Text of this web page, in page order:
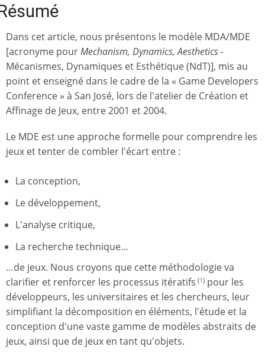
Dans cet article, nous présentons le modèle MDA/MDE
[acronyme pourMechanism, Dynamics, Aesthetics-
Mécanismes, Dynamiques et Esthétique (NdT)], mis au
point et enseigné dans le cadre de la « Game Developers
Conference » à San José, lors de l'atelier de Création et
Affinage de Jeux, entre 2001 et 2004.
Le MDE est une approche formelle pour comprendre les
jeux et tenter de combler l'écart entre :
La conception,
Le développement,
L'analyse critique,
La recherche technique…
…de jeux. Nous croyons que cette méthodologie va
clarifier et renforcer les processus itératifs (1) pour les
développeurs, les universitaires et les chercheurs, leur
simplifiant la décomposition en éléments, l'étude et la
conception d'une vaste gamme de modèles abstraits de
jeux, ainsi que de jeux en tant qu'objets.